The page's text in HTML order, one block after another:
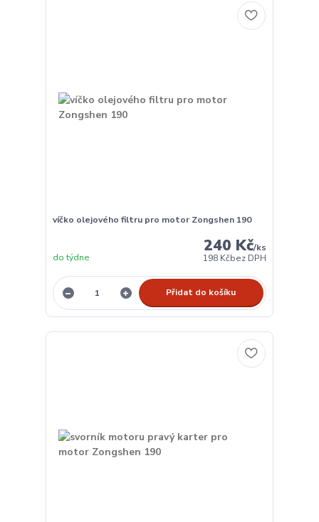
víčko olejového filtru pro motor Zongshen 190
240 Kč/ks
198 Kčbez DPH
do týdne
Přidat do košíku